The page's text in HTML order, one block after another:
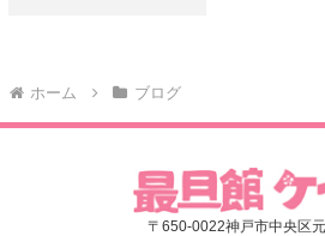
ホーム ブログ
〒650-0022神戸市中央区